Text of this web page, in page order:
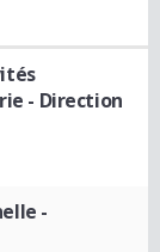
- Direction
-